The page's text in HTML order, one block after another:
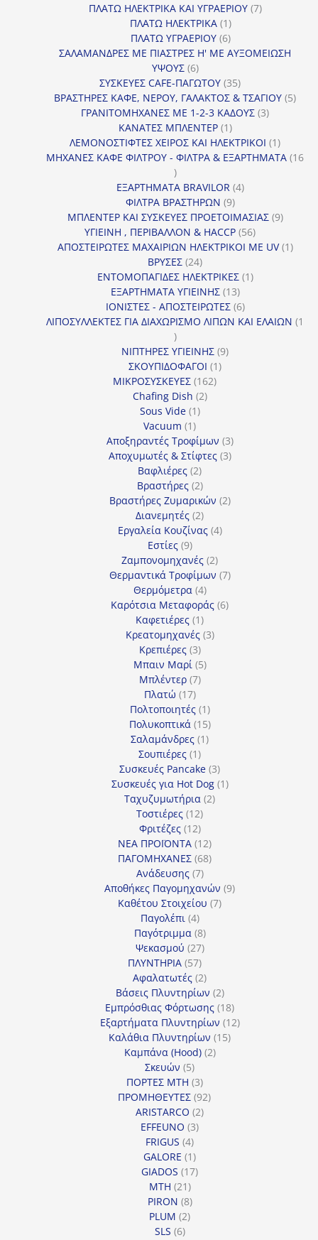
προϊόντα
ΠΛΑΤΩ ΗΛΕΚΤΡΙΚΑ ΚΑΙ ΥΓΡΑΕΡΙΟΥ 77
ΠΛΑΤΩ ΗΛΕΚΤΡΙΚΑ 11
προϊόν
ΠΛΑΤΩ ΥΓΡΑΕΡΙΟΥ 66
προϊόντα
ΣΑΛΑΜΑΝΔΡΕΣ ΜΕ ΠΙΑΣΤΡΕΣ Η' ΜΕ ΑΥΞΟΜΕΙΩΣΗ
ΥΨΟΥΣ 66
προϊόντα
ΣΥΣΚΕΥΕΣ CAFE-ΠΑΓΩΤΟΥ 3535
προϊόντα
ΒΡΑΣΤΗΡΕΣ ΚΑΦΕ, ΝΕΡΟΥ, ΓΑΛΑΚΤΟΣ & ΤΣΑΓΙΟΥ 55
ΓΡΑΝΙΤΟΜΗΧΑΝΕΣ ΜΕ 1-2-3 ΚΑΔΟΥΣ 33
ΚΑΝΑΤΕΣ ΜΠΛΕΝΤΕΡ 11
προϊόν
ΛΕΜΟΝΟΣΤΙΦΤΕΣ ΧΕΙΡΟΣ ΚΑΙ ΗΛΕΚΤΡΙΚΟΙ 11
προϊόν
ΜΗΧΑΝΕΣ ΚΑΦΕ ΦΙΛΤΡΟΥ - ΦΙΛΤΡΑ & ΕΞΑΡΤΗΜΑΤΑ 16
16
προϊόντα
ΕΞΑΡΤΗΜΑΤΑ BRAVILOR 44
ΦΙΛΤΡΑ ΒΡΑΣΤΗΡΩΝ 99
προϊόντα
ΜΠΛΕΝΤΕΡ ΚΑΙ ΣΥΣΚΕΥΕΣ ΠΡΟΕΤΟΙΜΑΣΙΑΣ 99
ΥΓΙΕΙΝΗ , ΠΕΡΙΒΑΛΛΟΝ & HACCP 5656
προϊόντα
ΑΠΟΣΤΕΙΡΩΤΕΣ ΜΑΧΑΙΡΙΩΝ ΗΛΕΚΤΡΙΚΟΙ ΜΕ UV 11
ΒΡΥΣΕΣ 2424
προϊόντα
ΕΝΤΟΜΟΠΑΓΙΔΕΣ ΗΛΕΚΤΡΙΚΕΣ 11
ΕΞΑΡΤΗΜΑΤΑ ΥΓΙΕΙΝΗΣ 1313
προϊόντα
ΙΟΝΙΣΤΕΣ - ΑΠΟΣΤΕΙΡΩΤΕΣ 66
προϊόντα
ΛΙΠΟΣΥΛΛΕΚΤΕΣ ΓΙΑ ΔΙΑΧΩΡΙΣΜΟ ΛΙΠΩΝ ΚΑΙ ΕΛΑΙΩΝ 1
1
προϊόν
ΝΙΠΤΗΡΕΣ ΥΓΙΕΙΝΗΣ 99
ΣΚΟΥΠΙΔΟΦΑΓΟΙ 11
ΜΙΚΡΟΣΥΣΚΕΥΕΣ 162162
Chafing Dish 22
Sous Vide 11
Vacuum 11
προϊόν
Αποξηραντές Τροφίμων 33
προϊόντα
Αποχυμωτές & Στίφτες 33
Βαφλιέρες 22
προϊόντα
Βραστήρες 22
προϊόντα
Βραστήρες Ζυμαρικών 22
Διανεμητές 22
προϊόντα
Εργαλεία Κουζίνας 44
Εστίες 99
προϊόντα
Ζαμπονομηχανές 22
προϊόντα
Θερμαντικά Τροφίμων 77
Θερμόμετρα 44
προϊόντα
Καρότσια Μεταφοράς 66
Καφετιέρες 11
προϊόν
Κρεατομηχανές 33
Κρεπιέρες 33
προϊόντα
Μπαιν Μαρί 55
Μπλέντερ 77
Πλατώ 1717
προϊόντα
Πολτοποιητές 11
προϊόν
Πολυκοπτικά 1515
προϊόντα
Σαλαμάνδρες 11
Σουπιέρες 11
προϊόν
Συσκευές Pancake 33
προϊόντα
Συσκευές για Hot Dog 11
Ταχυζυμωτήρια 22
Τοστιέρες 1212
προϊόντα
Φριτέζες 1212
προϊόντα
ΝΕΑ ΠΡΟΪΟΝΤΑ 1212
προϊόντα
ΠΑΓΟΜΗΧΑΝΕΣ 6868
Ανάδευσης 77
προϊόντα
Αποθήκες Παγομηχανών 99
Καθέτου Στοιχείου 77
Παγολέπι 44
προϊόντα
Παγότριμμα 88
προϊόντα
Ψεκασμού 2727
προϊόντα
ΠΛΥΝΤΗΡΙΑ 5757
προϊόντα
Αφαλατωτές 22
προϊόντα
Βάσεις Πλυντηρίων 22
προϊόντα
Εμπρόσθιας Φόρτωσης 1818
προϊόντα
Εξαρτήματα Πλυντηρίων 1212
Καλάθια Πλυντηρίων 1515
Καμπάνα (Hood) 22
Σκευών 55
προϊόντα
ΠΟΡΤΕΣ MTH 33
προϊόντα
ΠΡΟΜΗΘΕΥΤΕΣ 9292
ARISTARCO 22
EFFEUNO 33
FRIGUS 44
προϊόντα
GALORE 11
προϊόν
GIADOS 1717
MTH 2121
προϊόντα
PIRON 88
προϊόντα
PLUM 22
SLS 66